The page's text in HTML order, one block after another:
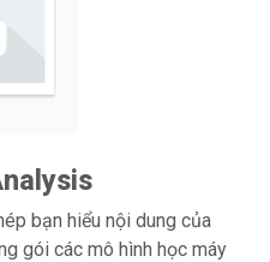
bạn hiểu nội dung của
gói các mô hình học máy